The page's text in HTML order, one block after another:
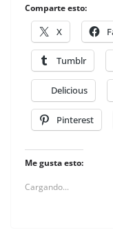
Comparte esto:
X
Tumblr
Delicious
Pinterest
Me gusta esto:
Cargando...